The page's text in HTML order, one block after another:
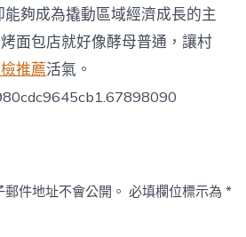
夠成為撬動區域經濟成長的主
面包店就好像酵母普通，讓村
推薦活氣。
件地址不會公開。 必填欄位標示為*